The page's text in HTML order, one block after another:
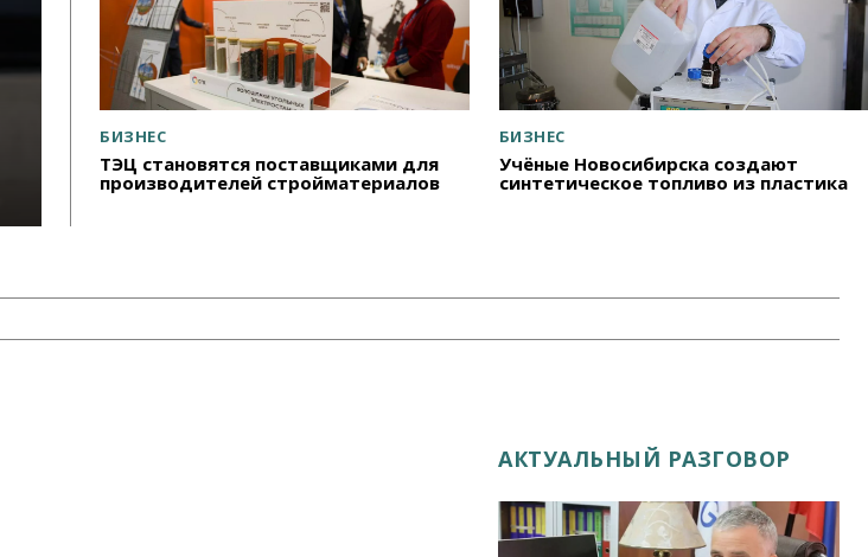
БИЗНЕС
ТЭЦ становятся поставщиками для
производителей стройматериалов
БИЗНЕС
Учёные Новосибирска создают
синтетическое топливо из пластика
АКТУАЛЬНЫЙ РАЗГОВОР